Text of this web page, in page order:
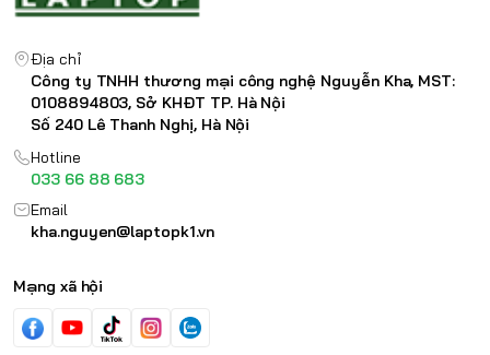
Địa chỉ
Công ty TNHH thương mại công nghệ Nguyễn Kha, MST:
0108894803, Sở KHĐT TP. Hà Nội
Số 240 Lê Thanh Nghị, Hà Nội
Hotline
033 66 88 683
Email
kha.nguyen@laptopk1.vn
Mạng xã hội